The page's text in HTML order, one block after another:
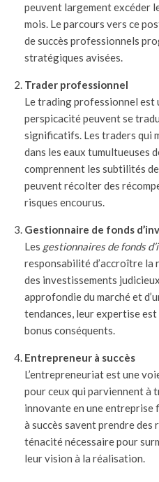
peuvent largement excéder
mois. Le parcours vers ce
de succès professionnels
stratégiques avisées.
Trader professionnel
Le trading professionnel est
perspicacité peuvent se
significatifs. Les traders qui
dans les eaux tumultueuses
comprennent les subtilités
peuvent récolter des
risques encourus.
Gestionnaire de fonds
Les gestionnaires de fonds
responsabilité d’accroître la
des investissements
approfondie du marché et
tendances, leur expertise
bonus conséquents.
Entrepreneur à succès
L’entrepreneuriat est une
pour ceux qui parviennent à
innovante en une entreprise
à succès savent prendre des
ténacité nécessaire pour
leur vision à la réalisation.